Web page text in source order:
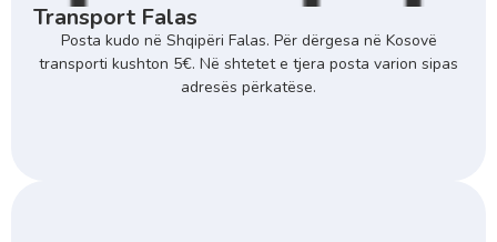
Transport Falas
Posta kudo në Shqipëri Falas. Për dërgesa në Kosovë
transporti kushton 5€. Në shtetet e tjera posta varion sipas
adresës përkatëse.